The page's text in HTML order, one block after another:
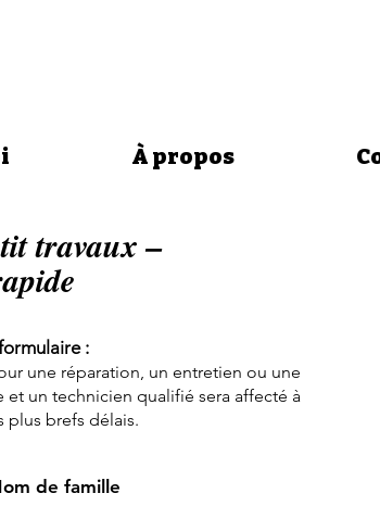
À propos
travaux –
:
une réparation, un entretien ou une
et un technicien qualifié sera affecté à
plus brefs délais.
de famille